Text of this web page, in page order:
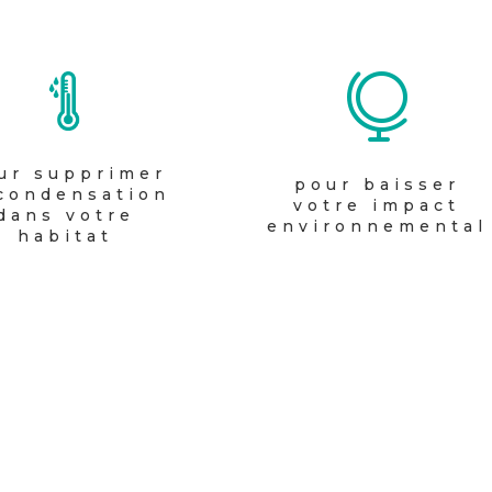
supprimer
votre
habitat

pour baisser
votre impact
environnemental